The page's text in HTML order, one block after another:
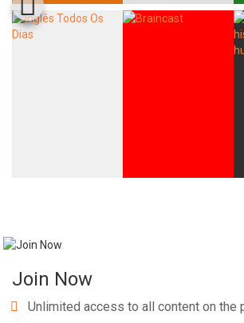
Join Now
Unlimited access to all content on the